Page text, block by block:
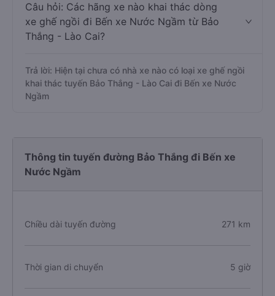
Câu hỏi: Các hãng xe nào khai thác dòng
xe ghế ngồi đi Bến xe Nước Ngầm từ Bảo
Thắng - Lào Cai?
Trả lời: Hiện tại chưa có nhà xe nào có loại xe ghế ngồi
khai thác tuyến Bảo Thắng - Lào Cai đi Bến xe Nước
Ngầm
Thông tin tuyến đường Bảo Thắng đi Bến xe
Nước Ngầm
Chiều dài tuyến đường 271 km
Thời gian di chuyển 5 giờ